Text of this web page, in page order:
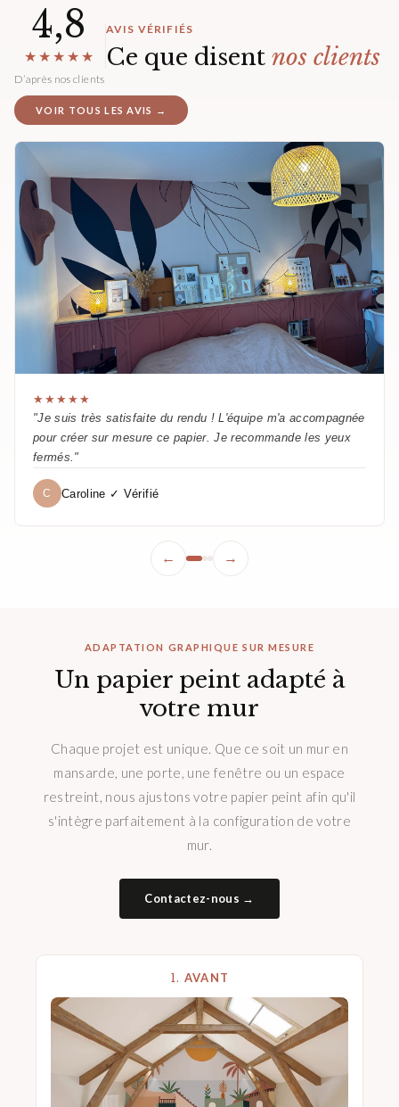
4,8
★★★★★
D’après nos clients
AVIS VÉRIFIÉS
Ce que disent nos clients
VOIR TOUS LES AVIS →
★★★★★
"Je suis très satisfaite du rendu ! L'équipe m'a accompagnée
pour créer sur mesure ce papier. Je recommande les yeux
fermés."
C Caroline ✓ Vérifié
← →
ADAPTATION GRAPHIQUE SUR MESURE
Un papier peint adapté à
votre mur
Chaque projet est unique. Que ce soit un mur en
mansarde, une porte, une fenêtre ou un espace
restreint, nous ajustons votre papier peint afin qu'il
s'intègre parfaitement à la configuration de votre
mur.
Contactez-nous →
1. AVANT